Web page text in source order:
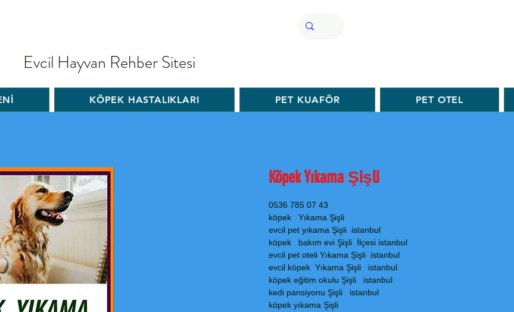
Evcil Hayvan Rehber Sitesi
KÖPEK HASTALIKLARI PET KUAFÖR PET OTEL
Köpek Yıkama Şişli
0536 785 07 43
köpek Yıkama Şişli
evcil pet yıkama Şişli istanbul
köpek bakım evi Şişli İlçesi istanbul
evcil pet oteli Yıkama Şişli istanbul
evcil köpek Yıkama Şişli istanbul
köpek eğitim okulu Şişli istanbul
kedi pansiyonu Şişli istanbul
köpek yıkama Şişli